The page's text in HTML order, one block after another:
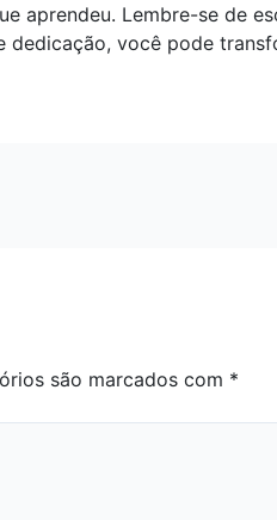
aprendeu. Lembre-se de
você pode
são marcados com *